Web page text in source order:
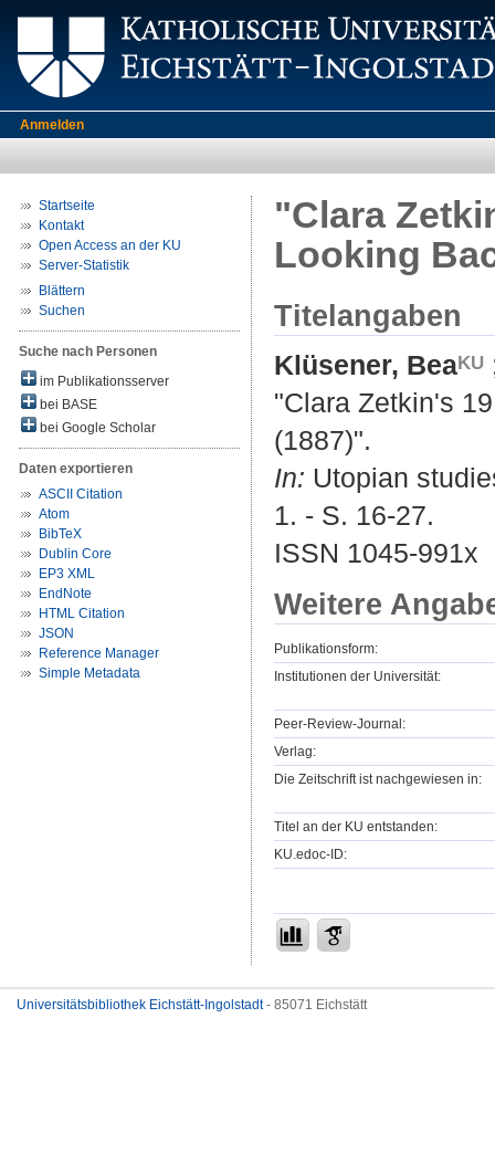
Anmelden
Startseite
Kontakt
Open Access an der KU
Server-Statistik
Blättern
Suchen
Suche nach Personen
im Publikationsserver
bei BASE
bei Google Scholar
Daten exportieren
ASCII Citation
Atom
BibTeX
Dublin Core
EP3 XML
EndNote
HTML Citation
JSON
Reference Manager
Simple Metadata
"Clara
Looking
Titelangaben
Klüsener, Bea
"Clara Zetkin's
(1887)".
In: Utopian
1. - S. 16-27.
ISSN 1045-991x
Weitere
Publikationsform:
Institutionen der Universität:
Peer-Review-Journal:
Verlag:
Die Zeitschrift ist nachgewiesen in:
Titel an der KU entstanden:
KU.edoc-ID:
Universitätsbibliothek Eichstätt-Ingolstadt- 85071 Eichstätt